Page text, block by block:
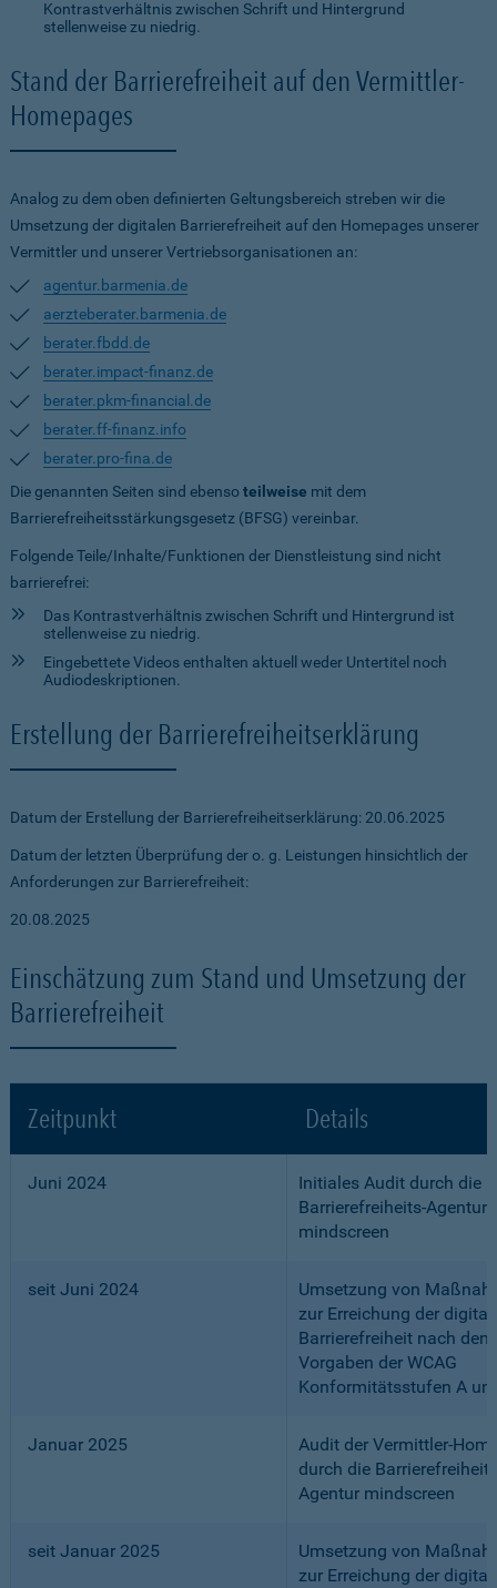
Kontrastverhältnis zwischen Schrift und Hintergrund
stellenweise zu niedrig.
Stand der Barrierefreiheit auf den Vermittler-
Homepages
Analog zu dem oben definierten Geltungsbereich streben wir die
Umsetzung der digitalen Barrierefreiheit auf den Homepages unserer
Vermittler und unserer Vertriebsorganisationen an:
agentur.barmenia.de
aerzteberater.barmenia.de
berater.fbdd.de
berater.impact-finanz.de
berater.pkm-financial.de
berater.ff-finanz.info
berater.pro-fina.de
Die genannten Seiten sind ebensoteilweise mit dem
Barrierefreiheitsstärkungsgesetz (BFSG) vereinbar.
Folgende Teile/Inhalte/Funktionen der Dienstleistung sind nicht
barrierefrei:
Das Kontrastverhältnis zwischen Schrift und Hintergrund ist
stellenweise zu niedrig.
Eingebettete Videos enthalten aktuell weder Untertitel noch
Audiodeskriptionen.
Erstellung der Barrierefreiheitserklärung
Datum der Erstellung der Barrierefreiheitserklärung: 20.06.2025
Datum der letzten Überprüfung der o. g. Leistungen hinsichtlich der
Anforderungen zur Barrierefreiheit:
20.08.2025
Einschätzung zum Stand und Umsetzung der
Barrierefreiheit
Zeitpunkt Details
Juni 2024
Initiales Audit durch die
Barrierefreiheits-Agentur
mindscreen
seit Juni 2024
Umsetzung von
zur Erreichung der
Barrierefreiheit nach den
Vorgaben der WCAG
Konformitätsstufen A
Januar 2025
Audit der Vermittler-
durch die
Agentur mindscreen
seit Januar 2025
Umsetzung von
zur Erreichung der